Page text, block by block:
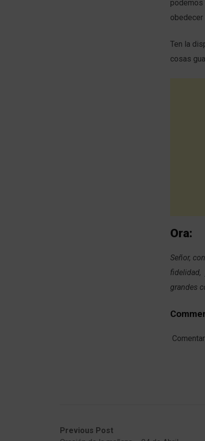
podemos
obedecer
Ten la
cosas
Ora:
Señor,
fidelidad,
grandes
Previous Post